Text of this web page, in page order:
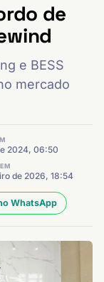
de
e BESS
mercado
2024, 06:50
de 2026, 18:54
WhatsApp